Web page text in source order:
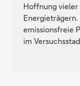
Hoffnung
emissionsfreie
im